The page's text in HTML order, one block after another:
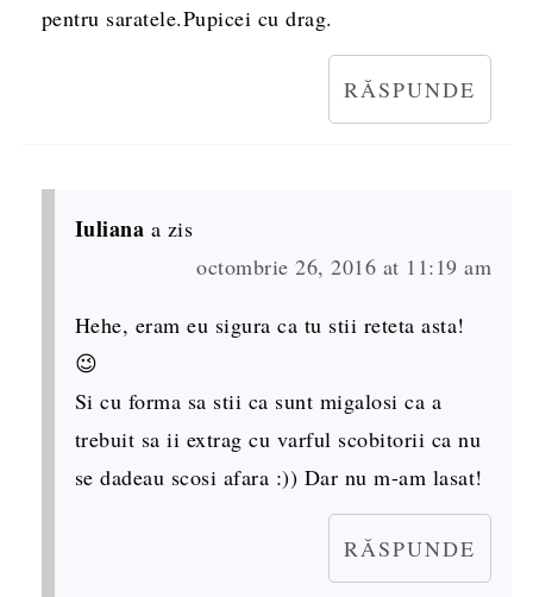
pentru saratele.Pupicei cu drag.
RĂSPUNDE
Iuliana a zis
octombrie 26, 2016 at 11:19 am
Hehe, eram eu sigura ca tu stii reteta asta!
😉
Si cu forma sa stii ca sunt migalosi ca a
trebuit sa ii extrag cu varful scobitorii ca nu
se dadeau scosi afara :)) Dar nu m-am lasat!
RĂSPUNDE